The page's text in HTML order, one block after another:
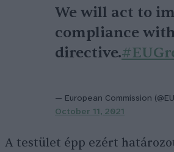
We will act to
compliance
directive.
— European Commission
October 11, 2021
A testület épp ezért